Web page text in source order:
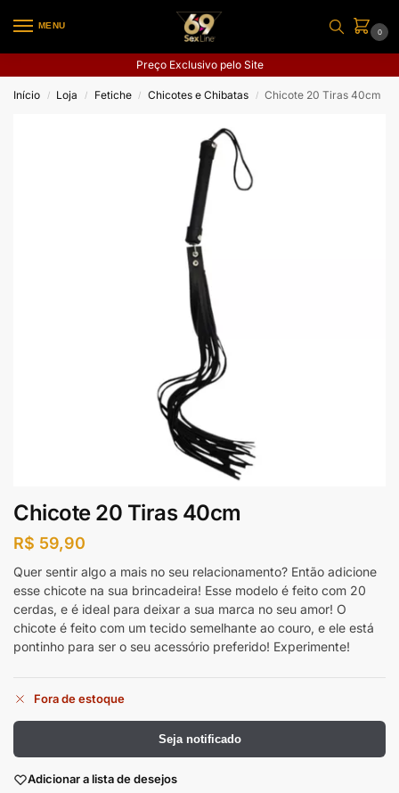
MENU
0
Preço Exclusivo pelo Site
Início / Loja / Fetiche / Chicotes e Chibatas / Chicote 20 Tiras 40cm
Chicote 20 Tiras 40cm
R$ 59,90
Quer sentir algo a mais no seu relacionamento? Então adicione
esse chicote na sua brincadeira! Esse modelo é feito com 20
cerdas, e é ideal para deixar a sua marca no seu amor! O
chicote é feito com um tecido semelhante ao couro, e ele está
pontinho para ser o seu acessório preferido! Experimente!
Fora de estoque
Seja notificado
Adicionar a lista de desejos